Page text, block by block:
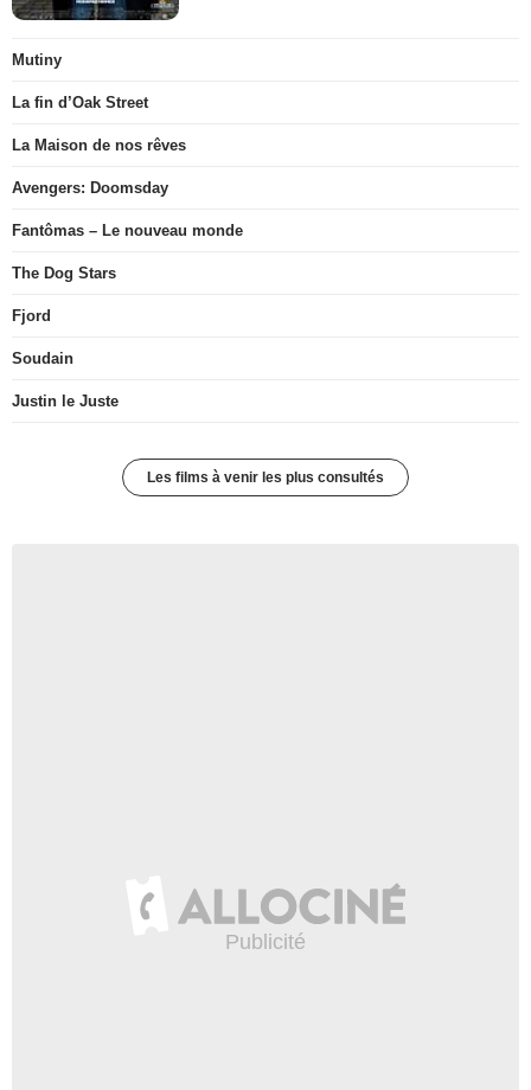
Mutiny
La fin d’Oak Street
La Maison de nos rêves
Avengers: Doomsday
Fantômas – Le nouveau monde
The Dog Stars
Fjord
Soudain
Justin le Juste
Les films à venir les plus consultés